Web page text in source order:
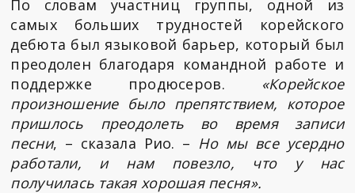
По словам участниц группы, одной из
самых больших трудностей корейского
дебюта был языковой барьер, который был
преодолен благодаря командной работе и
поддержке продюсеров. «Корейское
произношение было препятствием, которое
пришлось преодолеть во время записи
песни, – сказала Рио. – Но мы все усердно
работали, и нам повезло, что у нас
получилась такая хорошая песня».